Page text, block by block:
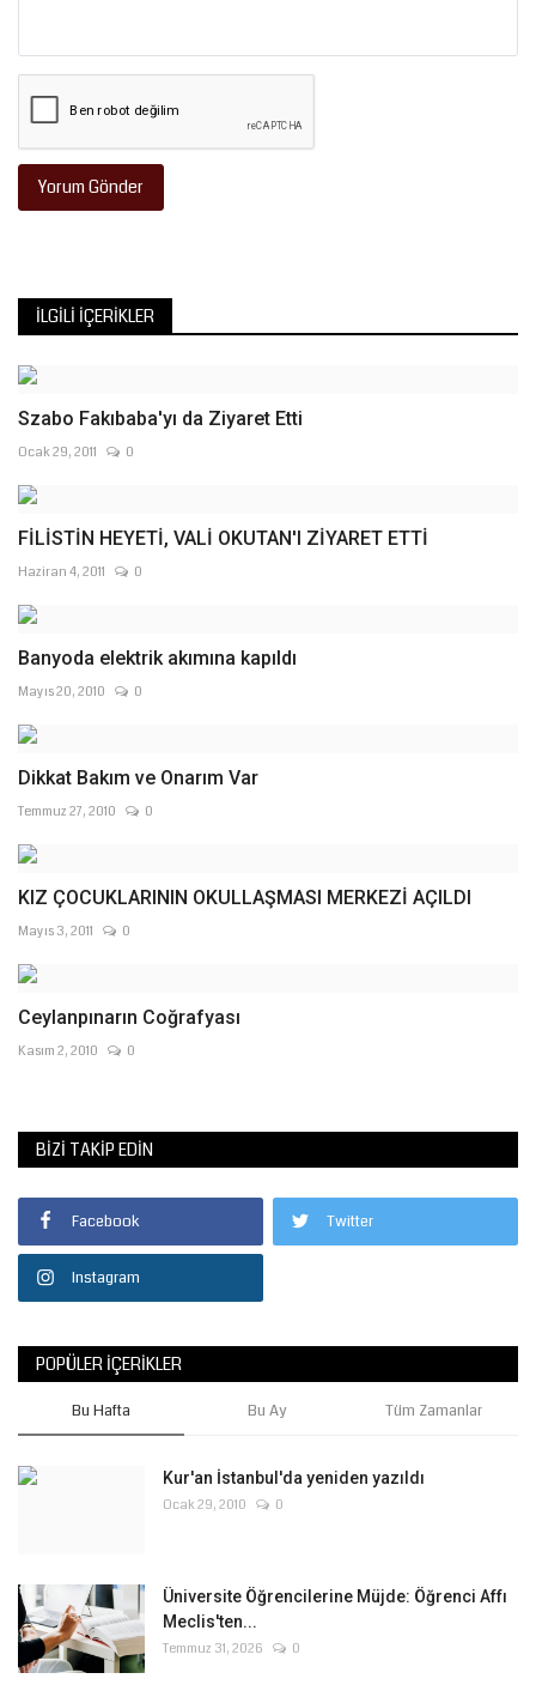
Yorum Gönder
İLGILI İÇERIKLER
Szabo Fakıbaba'yı da Ziyaret Etti
Ocak 29, 2011 0
FİLİSTİN HEYETİ, VALİ OKUTAN'I ZİYARET ETTİ
Haziran 4, 2011 0
Banyoda elektrik akımına kapıldı
Mayıs 20, 2010 0
Dikkat Bakım ve Onarım Var
Temmuz 27, 2010 0
KIZ ÇOCUKLARININ OKULLAŞMASI MERKEZİ AÇILDI
Mayıs 3, 2011 0
Ceylanpınarın Coğrafyası
Kasım 2, 2010 0
BIZI TAKIP EDIN
Facebook Twitter
Instagram
POPÜLER İÇERIKLER
Bu Hafta Bu Ay Tüm Zamanlar
Kur'an İstanbul'da yeniden yazıldı
Ocak 29, 2010 0
Üniversite Öğrencilerine Müjde: Öğrenci Affı
Meclis'ten...
Temmuz 31, 2026 0